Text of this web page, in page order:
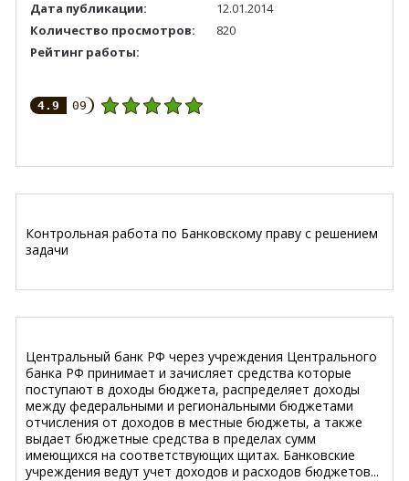
Дата публикации:
12.01.2014
Количество просмотров:
820
Рейтинг работы:
4.9 09
Контрольная работа по Банковскому праву с решением
задачи
Центральный банк РФ через учреждения Центрального
банка РФ принимает и зачисляет средства которые
поступают в доходы бюджета, распределяет доходы
между федеральными и региональными бюджетами
отчисления от доходов в местные бюджеты, а также
выдает бюджетные средства в пределах сумм
имеющихся на соответствующих щитах. Банковские
учреждения ведут учет доходов и расходов бюджетов...